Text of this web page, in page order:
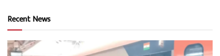
Recent News